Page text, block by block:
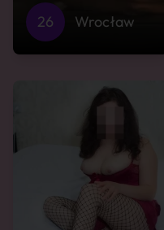
26 Wrocław